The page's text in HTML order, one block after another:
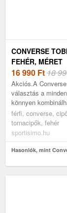
CONVERSE
FEHÉR, MÉRET
16 990 Ft18
Akciós.A
választás a
könnyen
férfi, converse,
tornacipők, fehér
sportisimo.hu
Hasonlók, mint